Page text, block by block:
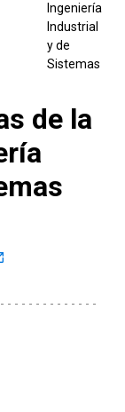
Ingeniería
Industrial
y de
Sistemas
de la